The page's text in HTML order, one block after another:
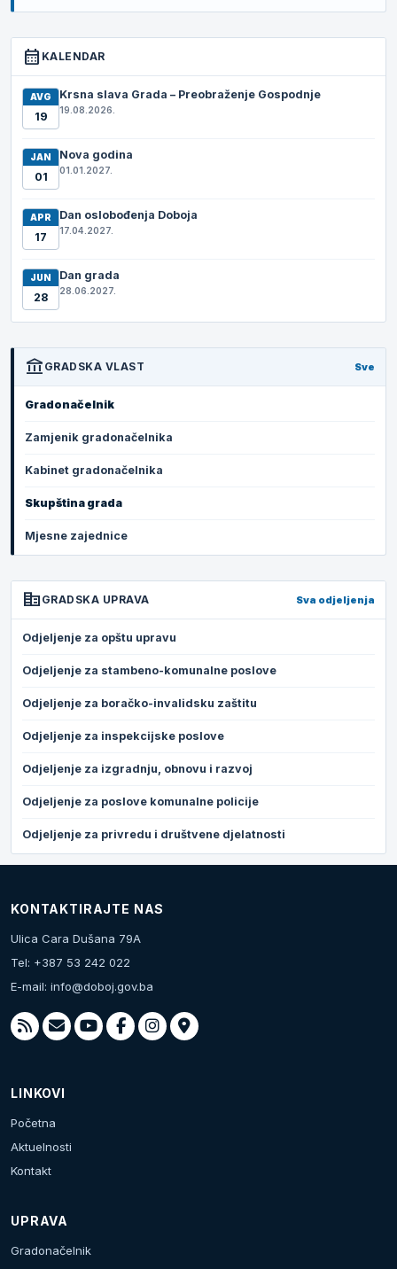
calendar_month KALENDAR
AVG
19
Krsna slava Grada – Preobraženje Gospodnje
19.08.2026.
JAN
01
Nova godina
01.01.2027.
APR
17
Dan oslobođenja Doboja
17.04.2027.
JUN
28
Dan grada
28.06.2027.
account_balance GRADSKA VLAST Sve
Gradonačelnik
Zamjenik gradonačelnika
Kabinet gradonačelnika
Skupština grada
Mjesne zajednice
corporate_fare GRADSKA UPRAVA Sva odjeljenja
Odjeljenje za opštu upravu
Odjeljenje za stambeno-komunalne poslove
Odjeljenje za boračko-invalidsku zaštitu
Odjeljenje za inspekcijske poslove
Odjeljenje za izgradnju, obnovu i razvoj
Odjeljenje za poslove komunalne policije
Odjeljenje za privredu i društvene djelatnosti
KONTAKTIRAJTE NAS
Ulica Cara Dušana 79A
Tel: +387 53 242 022
E-mail: info@doboj.gov.ba
LINKOVI
Početna
Aktuelnosti
Kontakt
UPRAVA
Gradonačelnik